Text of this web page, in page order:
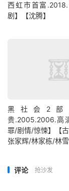
西虹市首富
剧】【沈腾】
黑社会2部
贵.2005.2006.高
罪/剧情/惊悚】【
张家辉/林家栋/林雪
评论 抢沙发